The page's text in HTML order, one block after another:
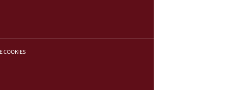
COOKIES